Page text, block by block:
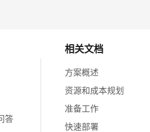
相关文档
方案概述
资源和成本规划
准备工作
快速部署
答